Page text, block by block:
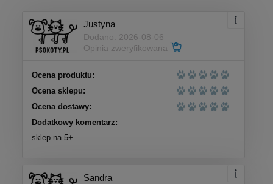
Justyna
Dodano: 2026-08-06
Opinia zweryfikowana
Ocena produktu:
Ocena sklepu:
Ocena dostawy:
Dodatkowy komentarz:
sklep na 5+
Sandra